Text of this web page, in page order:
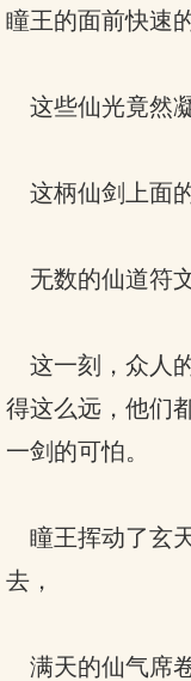
瞳王的面前快速
这些仙光竟然
这柄仙剑上面
无数的仙道符
这一刻，众人
得这么远，他们
一剑的可怕。
瞳王挥动了玄
去，
满天的仙气席